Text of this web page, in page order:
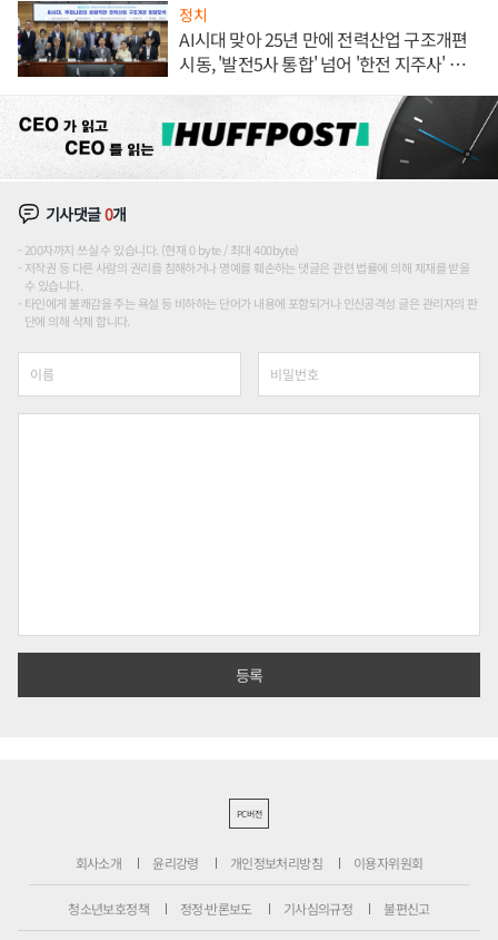
정치
AI시대 맞아 25년 만에 전력산업 구조개편
시동, '발전5사 통합' 넘어 '한전 지주사' 재편
기사댓글0개
200자까지 쓰실 수 있습니다. (현재 0 byte / 최대 400byte)
저작권 등 다른 사람의 권리를 침해하거나 명예를 훼손하는 댓글은 관련 법률에 의해 제재를 받을
수 있습니다.
타인에게 불쾌감을 주는 욕설 등 비하하는 단어가 내용에 포함되거나 인신공격성 글은 관리자의 판
단에 의해 삭제 합니다.
PC버전
회사소개 윤리강령 개인정보처리방침 이용자위원회
청소년보호정책 정정·반론보도 기사심의규정 불편신고